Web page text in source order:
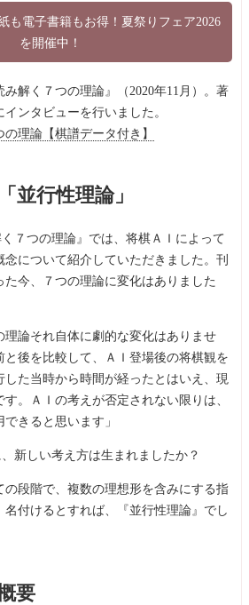
も電子書籍もお得！夏祭りフェア2026
を開催中！
解く７つの理論』（2020年11月）。著
ンタビューを行いました。
理論【棋譜データ付き】
並行性理論」
７つの理論』では、将棋ＡＩによって
について紹介していただきました。刊
今、７つの理論に変化はありました
理論それ自体に劇的な変化はありませ
と後を比較して、ＡＩ登場後の将棋観を
た当時から時間が経ったとはいえ、現
。ＡＩの考えが否定されない限りは、
きると思います」
新しい考え方は生まれましたか？
の段階で、複数の理想形を含みにする指
名付けるとすれば、『並行性理論』でし
要